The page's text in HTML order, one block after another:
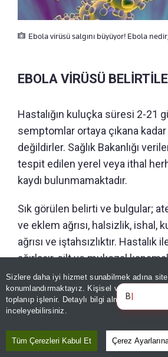
Sizlere daha iyi hizmet sunabilmek adına
konumlandırmaktayız. Kişisel verileriniz,
toplanıp işlenir. Detaylı bilgi almak için
inceleyebilirsiniz.
Tüm Çerezleri Kabul Et Çerez
Ebola virüsü salgını büyüyor! Ebola
EBOLA VİRÜSÜ
Hastalığın kuluçka süresi 2-21
semptomlar ortaya çıkana kadar
değildirler. Sağlık Bakanlığı
tespit edilen yerel veya ithal
kaydı bulunmamaktadır.
Sık görülen belirti ve bulgular;
ve eklem ağrısı, halsizlik, ishal,
ağrısı ve iştahsızlıktır.
ağırlaşır, cilt ve mukozal
içine kanamalar görülebilir.
Hastalığa spesifik bir tedavi
destek tedavisi esastır.
tedavisi olmakla birlikte
uygulaması yapılmaktadır.
Günün
ekonomi